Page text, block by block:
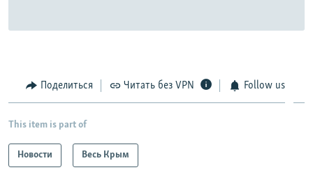
Поделиться Читать без VPN Follow us
This item is part of
Новости Весь Крым